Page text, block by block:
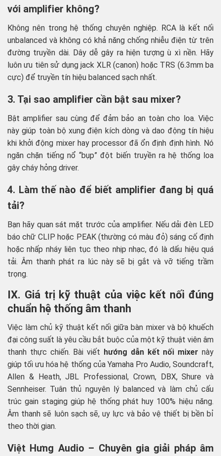
với amplifier không?
Không nên trong hệ thống chuyên nghiệp. RCA là kết nối
unbalanced và không có khả năng chống nhiễu điện từ trên
đường truyền dài. Dây dễ gây ra hiện tượng ù xì nền. Hãy
luôn ưu tiên sử dụng jack XLR (canon) hoặc TRS (6.3mm ba
cực) để truyền tín hiệu balanced sạch nhất.
3. Tại sao amplifier cần bật sau mixer?
Bật amplifier sau cùng để đảm bảo an toàn cho loa. Việc
này giúp toàn bộ xung điện kích dòng và dao động tín hiệu
khi khởi động mixer hay processor đã ổn định định hình. Nó
ngăn chặn tiếng nổ “bụp” đột biến truyền ra hệ thống loa
gây cháy hỏng driver.
4. Làm thế nào để biết amplifier đang bị quá
tải?
Bạn hãy quan sát mặt trước của amplifier. Nếu dải đèn LED
báo chữ CLIP hoặc PEAK (thường có màu đỏ) sáng cố định
hoặc nhấp nháy liên tục theo nhịp nhạc, đó là dấu hiệu quá
tải. Âm thanh phát ra lúc này sẽ bị gắt và vỡ tiếng trầm
trọng.
IX. Giá trị kỹ thuật của việc kết nối đúng
chuẩn hệ thống âm thanh
Việc làm chủ kỹ thuật kết nối giữa bàn mixer và bộ khuếch
đại công suất là yêu cầu bắt buộc của một kỹ thuật viên âm
thanh thực chiến. Bài viết hướng dẫn kết nối mixer này
giúp tối ưu hóa hệ thống của Yamaha Pro Audio, Soundcraft,
Allen & Heath, JBL Professional, Crown, DBX, Shure và
Sennheiser. Tuân thủ nguyên lý balanced và làm chủ cấu
trúc gain staging giúp hệ thống phát huy 100% hiệu năng.
Âm thanh sẽ luôn sạch sẽ, uy lực và bảo vệ thiết bị bền bỉ
theo thời gian.
Việt Hưng Audio – Chuyên gia giải pháp âm